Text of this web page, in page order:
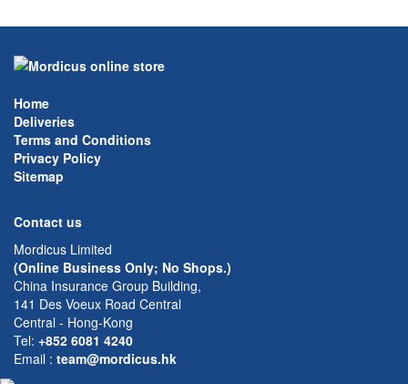
Home
Deliveries
Terms and Conditions
Privacy Policy
Sitemap
Contact us
Mordicus Limited
(Online Business Only; No Shops.)
China Insurance Group Building,
141 Des Voeux Road Central
Central - Hong-Kong
Tel: +852 6081 4240
Email : team@mordicus.hk